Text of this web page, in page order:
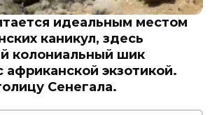
идеальным местом
каникул, здесь
колониальный шик
африканской экзотикой.
Сенегала.